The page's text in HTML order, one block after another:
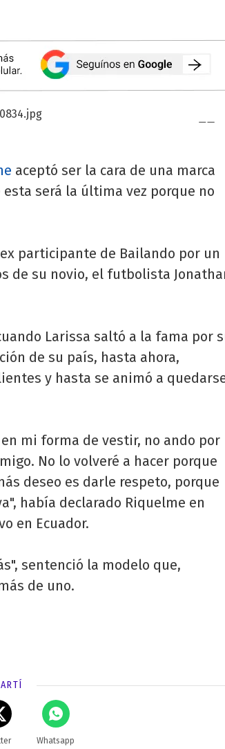
aceptó ser la cara de una marca
será la última vez porque no
participante de Bailando por un
de su novio, el futbolista
Larissa saltó a la fama por
de su país, hasta ahora,
y hasta se animó a
mi forma de vestir, no ando por
No lo volveré a hacer porque
deseo es darle respeto, porque
había declarado Riquelme en
en Ecuador.
sentenció la modelo que,
de uno.
Whatsapp